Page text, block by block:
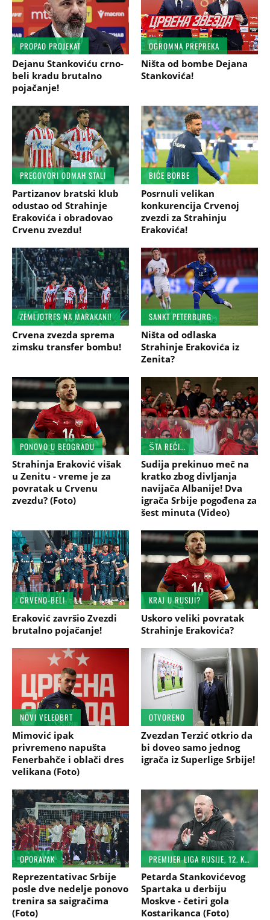
PROPAO PROJEKAT
Dejanu Stankoviću crno-
beli kradu brutalno
pojačanje!
OGROMNA PREPREKA
Ništa od bombe Dejana
Stankovića!
PREGOVORI ODMAH STALI
Partizanov bratski klub
odustao od Strahinje
Erakovića i obradovao
Crvenu zvezdu!
BIĆE BORBE
Posrnuli velikan
konkurencija Crvenoj
zvezdi za Strahinju
Erakovića!
ZEMLJOTRES NA MARAKANI!
Crvena zvezda sprema
zimsku transfer bombu!
SANKT PETERBURG
Ništa od odlaska
Strahinje Erakovića iz
Zenita?
PONOVO U BEOGRADU
Strahinja Eraković višak
u Zenitu - vreme je za
povratak u Crvenu
zvezdu? (Foto)
ŠTA REĆI...
Sudija prekinuo meč na
kratko zbog divljanja
navijača Albanije! Dva
igrača Srbije pogođena za
šest minuta (Video)
CRVENO-BELI
Eraković završio Zvezdi
brutalno pojačanje!
KRAJ U RUSIJI?
Uskoro veliki povratak
Strahinje Erakovića?
NOVI VELEOBRT
Mimović ipak
privremeno napušta
Fenerbahče i oblači dres
velikana (Foto)
OTVORENO
Zvezdan Terzić otkrio da
bi doveo samo jednog
igrača iz Superlige Srbije!
OPORAVAK
Reprezentativac Srbije
posle dve nedelje ponovo
trenira sa saigračima
(Foto)
PREMIJER LIGA RUSIJE, 12. KOLO
Petarda Stankovićevog
Spartaka u derbiju
Moskve - četiri gola
Kostarikanca (Foto)